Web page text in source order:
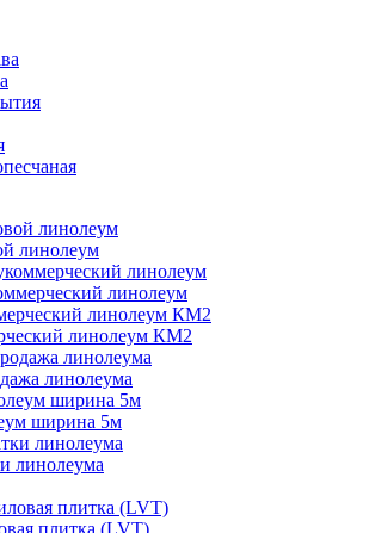
линолеум
линолеум
линолеум КМ2
линолеума
ширина 5м
линолеума
плитка (LVT)